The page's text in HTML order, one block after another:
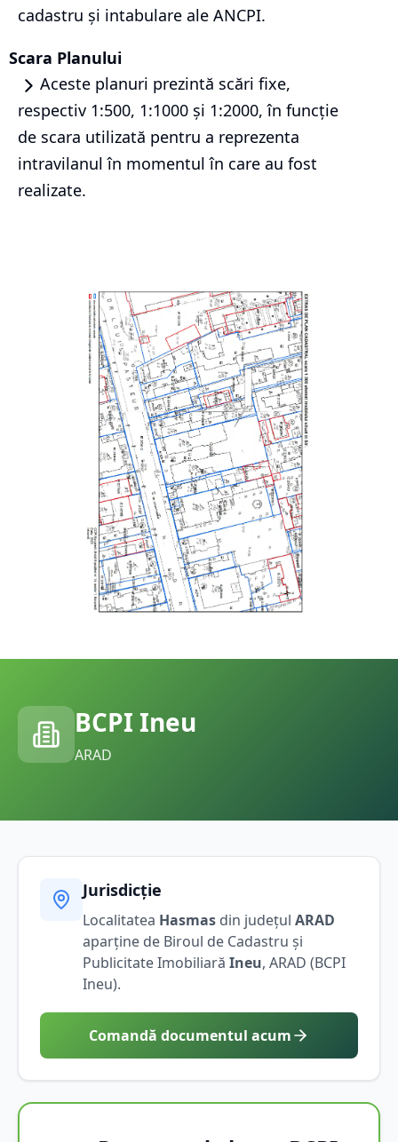
cadastru și intabulare ale ANCPI.
Scara Planului
Aceste planuri prezintă scări fixe,
respectiv 1:500, 1:1000 și 1:2000, în funcție
de scara utilizată pentru a reprezenta
intravilanul în momentul în care au fost
realizate.
BCPI Ineu
ARAD
Jurisdicție
Localitatea Hasmas din județul ARAD
aparține de Biroul de Cadastru și
Publicitate Imobiliară Ineu, ARAD (BCPI
Ineu).
Comandă documentul acum